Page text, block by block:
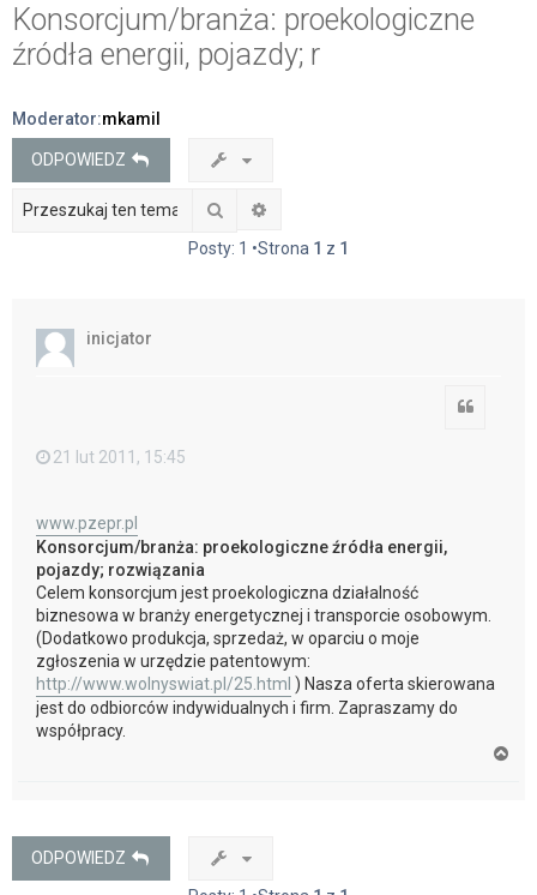
Konsorcjum/branża: proekologiczne
źródła energii, pojazdy; r
Moderator:mkamil
ODPOWIEDZ
Szukaj
Posty: 1 •Strona 1 z 1
inicjator
21 lut 2011, 15:45
www.pzepr.pl
Konsorcjum/branża: proekologiczne źródła energii,
pojazdy; rozwiązania
Celem konsorcjum jest proekologiczna działalność
biznesowa w branży energetycznej i transporcie osobowym.
(Dodatkowo produkcja, sprzedaż, w oparciu o moje
zgłoszenia w urzędzie patentowym:
http://www.wolnyswiat.pl/25.html ) Nasza oferta skierowana
jest do odbiorców indywidualnych i firm. Zapraszamy do
współpracy.
ODPOWIEDZ